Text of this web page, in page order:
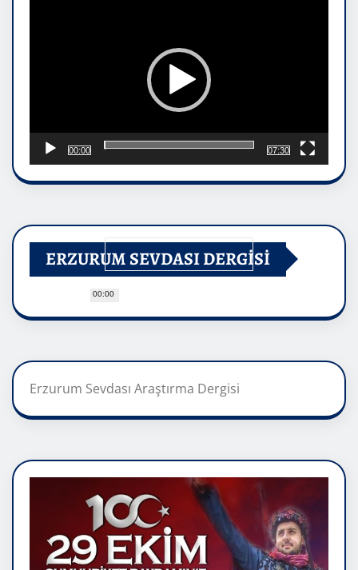
00:00
00:00
07:30
ERZURUM SEVDASI DERGİSİ
Erzurum Sevdası Araştırma Dergisi